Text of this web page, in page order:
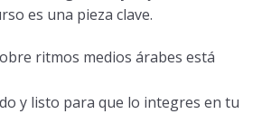
es una pieza clave.
ritmos medios árabes está
y listo para que lo integres en tu